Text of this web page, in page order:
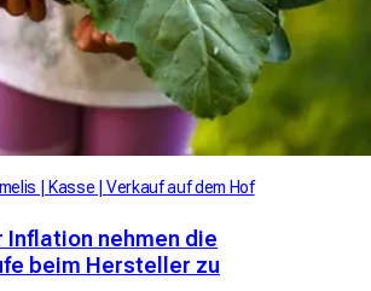
Kasse Verkauf auf dem Hof
Inflation nehmen die
beim Hersteller zu